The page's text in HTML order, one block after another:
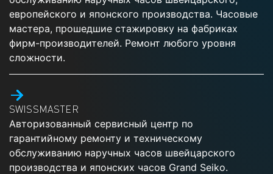
европейского и японского производства. Часовые
мастера, прошедшие стажировку на фабриках
фирм-производителей. Ремонт любого уровня
сложности.
SWISSMASTER
Авторизованный сервисный центр по
гарантийному ремонту и техническому
обслуживанию наручных часов швейцарского
производства и японских часов Grand Seiko.